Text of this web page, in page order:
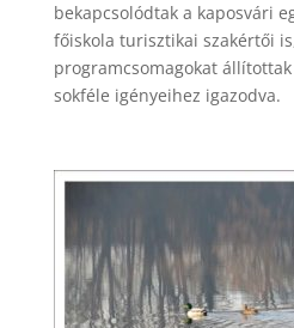
bekapcsolódtak a kaposvári
főiskola turisztikai szakértői
programcsomagokat
sokféle igényeihez igazodva.